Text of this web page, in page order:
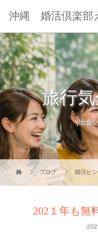
沖縄 婚活倶楽部
旅行
出会
ブログ 婚活ヒン
202１年も無